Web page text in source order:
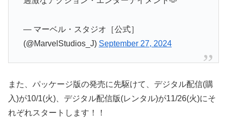
— マーベル・スタジオ［公式］
(@MarvelStudios_J) September 27, 2024
また、パッケージ版の発売に先駆けて、デジタル配信(購
入)が10/1(火)、デジタル配信版(レンタル)が11/26(火)にそ
れぞれスタートします！！